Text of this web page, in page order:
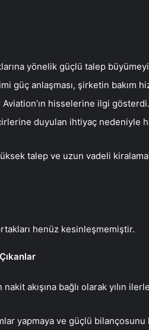
yönelik güçlü talep
güç anlaşması, şirketin bakım
Aviation’ın hisselerine ilgi gösterdi.
duyulan ihtiyaç nedeniyle
talep ve uzun vadeli
henüz kesinleşmemiştir.
akışına bağlı olarak yılın
yapmaya ve güçlü